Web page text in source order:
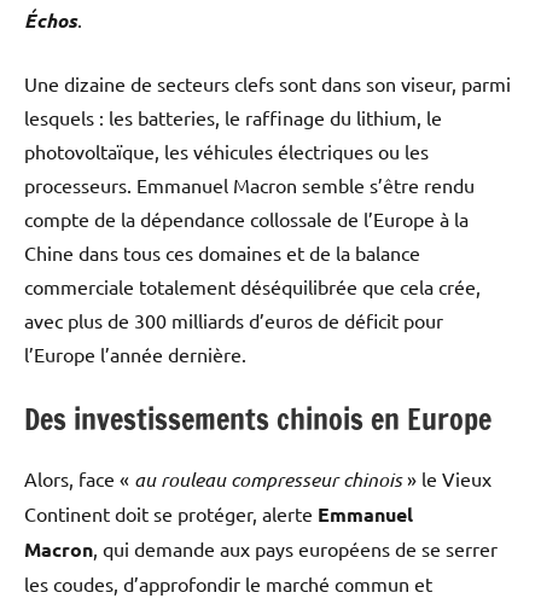
Échos.
Une dizaine de secteurs clefs sont dans son viseur, parmi
lesquels : les batteries, le raffinage du lithium, le
photovoltaïque, les véhicules électriques ou les
processeurs. Emmanuel Macron semble s’être rendu
compte de la dépendance collossale de l’Europe à la
Chine dans tous ces domaines et de la balance
commerciale totalement déséquilibrée que cela crée,
avec plus de 300 milliards d’euros de déficit pour
l’Europe l’année dernière.
Des investissements chinois en Europe
Alors, face « au rouleau compresseur chinois» le Vieux
Continent doit se protéger, alerte Emmanuel
Macron, qui demande aux pays européens de se serrer
les coudes, d’approfondir le marché commun et